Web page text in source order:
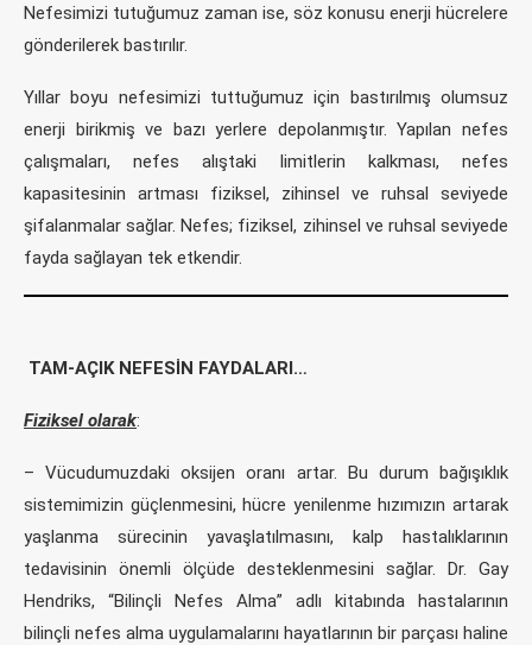
Nefesimizi tutuğumuz zaman ise, söz konusu enerji hücrelere
gönderilerek bastırılır.
Yıllar boyu nefesimizi tuttuğumuz için bastırılmış olumsuz
enerji birikmiş ve bazı yerlere depolanmıştır. Yapılan nefes
çalışmaları, nefes alıştaki limitlerin kalkması, nefes
kapasitesinin artması fiziksel, zihinsel ve ruhsal seviyede
şifalanmalar sağlar. Nefes; fiziksel, zihinsel ve ruhsal seviyede
fayda sağlayan tek etkendir.
TAM-AÇIK NEFESİN FAYDALARI…
Fiziksel olarak:
– Vücudumuzdaki oksijen oranı artar. Bu durum bağışıklık
sistemimizin güçlenmesini, hücre yenilenme hızımızın artarak
yaşlanma sürecinin yavaşlatılmasını, kalp hastalıklarının
tedavisinin önemli ölçüde desteklenmesini sağlar. Dr. Gay
Hendriks, “Bilinçli Nefes Alma” adlı kitabında hastalarının
bilinçli nefes alma uygulamalarını hayatlarının bir parçası haline